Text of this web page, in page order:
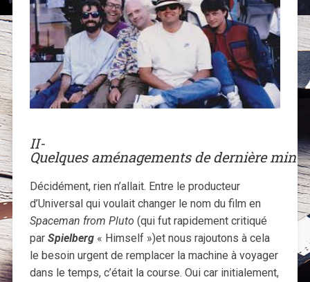
II-
Quelques aménagements de dernière
Décidément, rien n’allait. Entre le producteur
d’Universal qui voulait changer le nom du film en
Spaceman from Pluto (qui fut rapidement critiqué
par Spielberg « Himself »)et nous rajoutons à cela
le besoin urgent de remplacer la machine à voyager
dans le temps, c’était la course. Oui car initialement,